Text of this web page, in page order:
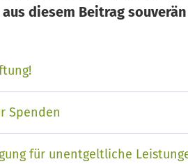
diesem Beitrag
Spenden
für unentgeltliche